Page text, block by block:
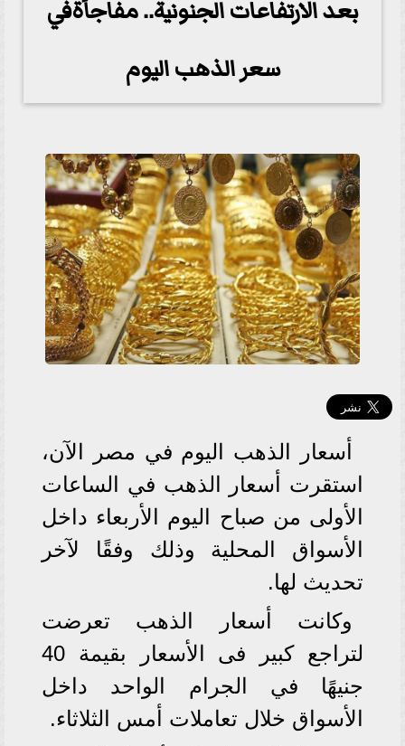
بعد الارتفاعات الجنونية.. مفاجأةفي
سعر الذهب اليوم
أسعار الذهب اليوم في مصر الآن،
استقرت أسعار الذهب في الساعات
الأولى من صباح اليوم الأربعاء داخل
الأسواق المحلية وذلك وفقًا لآخر
تحديث لها.
وكانت أسعار الذهب تعرضت
لتراجع كبير فى الأسعار بقيمة 40
جنيهًا في الجرام الواحد داخل
الأسواق خلال تعاملات أمس الثلاثاء.